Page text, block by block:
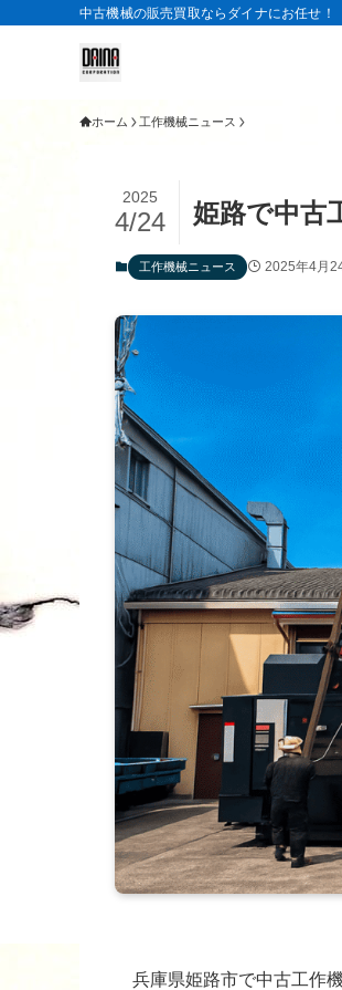
中古機械の販売買取ならダイナにお任せ！
ホーム 工作機械ニュース
姫路で中古
2025
4/24
工作機械ニュース 2025年4月
兵庫県姫路市で中古工作